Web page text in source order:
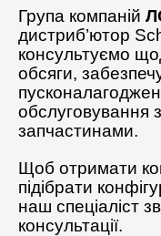
Група компаній
дистриб’ютор
консультуємо
обсяги,
обслуговування
запчастинами.
Щоб отримати
підібрати
наш спеціаліст
консультації.